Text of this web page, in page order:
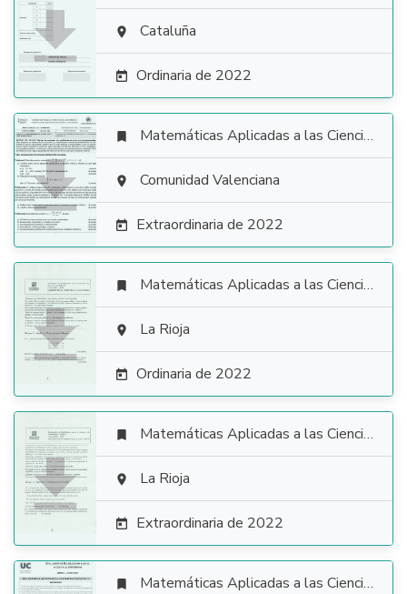
  Cataluña
 Ordinaria de 2022

 Matemáticas Aplicadas a las Ciencias Sociales
 Comunidad Valenciana
 Extraordinaria de 2022

 Matemáticas Aplicadas a las Ciencias Sociales
 La Rioja
 Ordinaria de 2022

 Matemáticas Aplicadas a las Ciencias Sociales
 La Rioja
 Extraordinaria de 2022
 Matemáticas Aplicadas a las Ciencias Sociales